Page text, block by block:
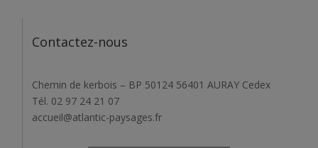
Contactez-nous
Chemin de kerbois – BP 50124 56401 AURAY Cedex
Tél. 02 97 24 21 07
accueil@atlantic-paysages.fr